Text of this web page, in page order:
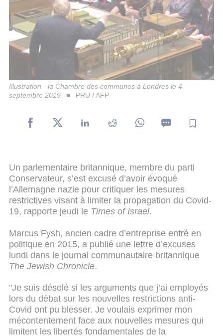
Illustration - la Chambre des communes à Londres le 4
septembre 2019
PRU / AFP
Un parlementaire britannique, membre du parti
Conservateur, s’est excusé d’avoir évoqué
l’Allemagne nazie pour critiquer les mesures
restrictives visant à limiter la propagation du Covid-
19, rapporte jeudi le Times of Israel.
Marcus Fysh, ancien cadre d’entreprise entré en
politique en 2015, a publié une lettre d’excuses
lundi dans le journal communautaire britannique
The Jewish Chronicle.
"Je suis désolé si les arguments que j’ai employés
lors du débat sur les nouvelles restrictions anti-
Covid ont pu blesser. Je voulais exprimer mon
mécontentement face aux nouvelles mesures qui
limitent les libertés fondamentales de la